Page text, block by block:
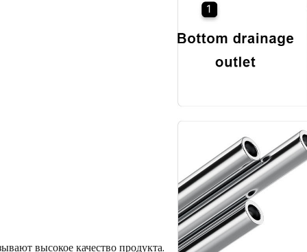
высокое качество продукта.